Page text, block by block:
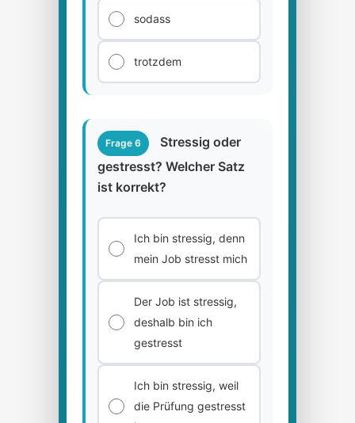
sodass
trotzdem
Frage 6
Stressig oder
gestresst? Welcher Satz
ist korrekt?
Ich bin stressig, denn
mein Job stresst mich
Der Job ist stressig,
deshalb bin ich
gestresst
Ich bin stressig, weil
die Prüfung gestresst